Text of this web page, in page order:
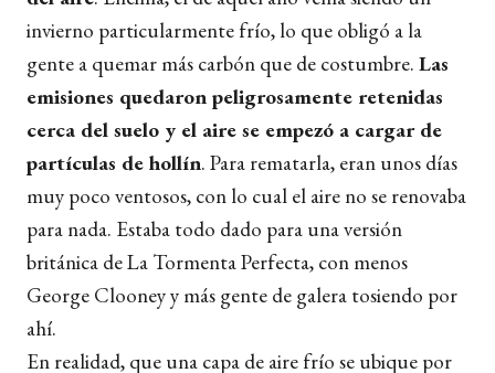
invierno particularmente frío, lo que obligó a la
gente a quemar más carbón que de costumbre. Las
emisiones quedaron peligrosamente retenidas
cerca del suelo y el aire se empezó a cargar de
partículas de hollín. Para rematarla, eran unos días
muy poco ventosos, con lo cual el aire no se renovaba
para nada. Estaba todo dado para una versión
británica de La Tormenta Perfecta, con menos
George Clooney y más gente de galera tosiendo por
ahí.
En realidad, que una capa de aire frío se ubique por